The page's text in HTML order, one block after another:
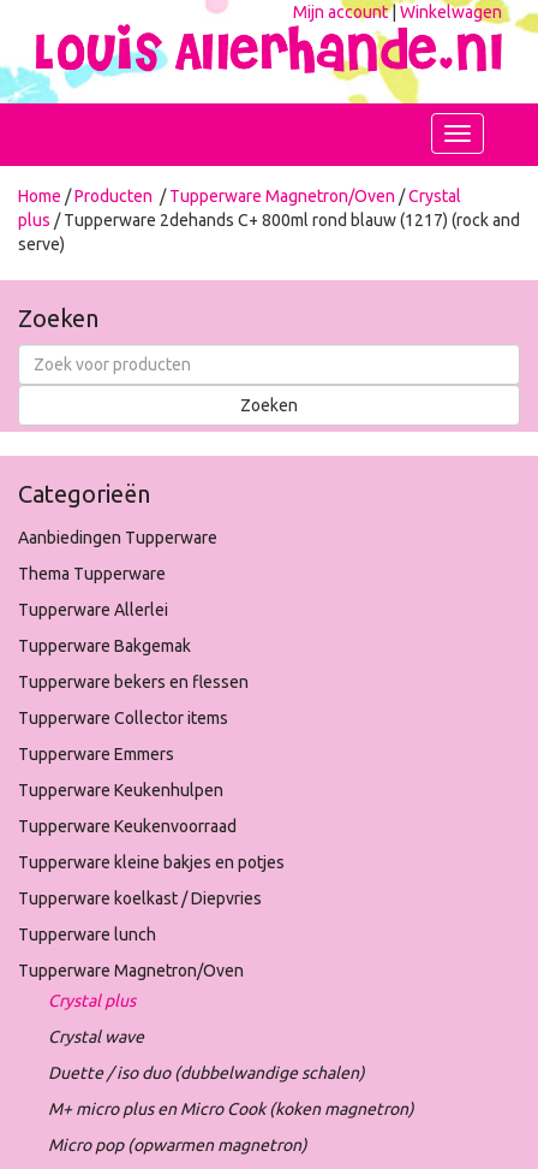
Mijn account|Winkelwagen
Toggle
navigation
Home /Producten /Tupperware Magnetron/Oven /Crystal
plus / Tupperware 2dehands C+ 800ml rond blauw (1217) (rock and
serve)
Zoeken
Categorieën
Aanbiedingen Tupperware
Thema Tupperware
Tupperware Allerlei
Tupperware Bakgemak
Tupperware bekers en flessen
Tupperware Collector items
Tupperware Emmers
Tupperware Keukenhulpen
Tupperware Keukenvoorraad
Tupperware kleine bakjes en potjes
Tupperware koelkast / Diepvries
Tupperware lunch
Tupperware Magnetron/Oven
Crystal plus
Crystal wave
Duette / iso duo (dubbelwandige schalen)
M+ micro plus en Micro Cook (koken magnetron)
Micro pop (opwarmen magnetron)